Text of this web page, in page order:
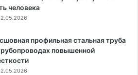
человека
профильная стальная труба
повышенной